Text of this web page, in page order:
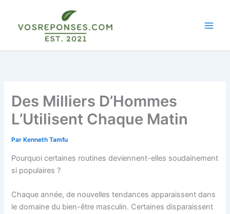
contenu
Des Milliers D’Hommes
L’Utilisent Chaque Matin
Par Kenneth Tamfu
Pourquoi certaines routines deviennent-elles soudainement
si populaires ?
Chaque année, de nouvelles tendances apparaissent dans
le domaine du bien-être masculin. Certaines disparaissent